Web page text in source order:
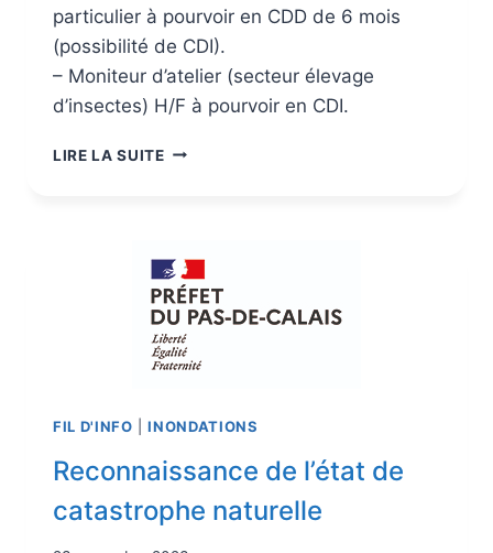
particulier à pourvoir en CDD de 6 mois
(possibilité de CDI).
– Moniteur d’atelier (secteur élevage
d’insectes) H/F à pourvoir en CDI.
LIRE LA SUITE
FIL D'INFO |INONDATIONS
Reconnaissance de l’état de
catastrophe naturelle